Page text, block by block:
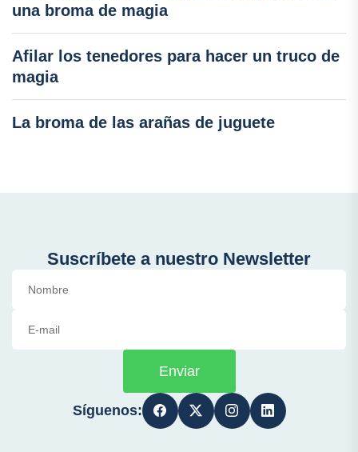
una broma de magia
Afilar los tenedores para hacer un truco de
magia
La broma de las arañas de juguete
Suscríbete a nuestro Newsletter
Enviar
Síguenos: